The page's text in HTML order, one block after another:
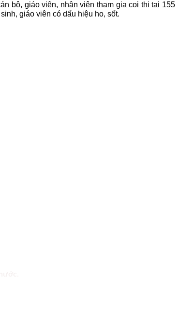
bộ, giáo viên, nhân viên tham gia coi thi tại 155
giáo viên có dấu hiệu ho, sốt.